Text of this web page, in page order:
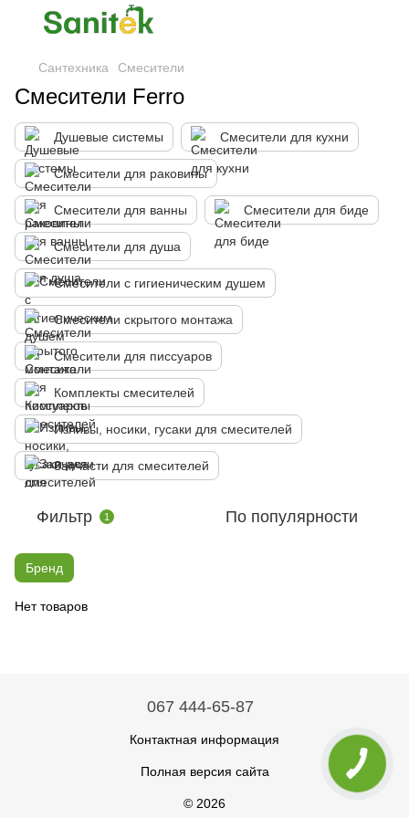
Сантехника Смесители
Смесители Ferro
Душевые системы Смесители для кухни
Смесители для раковины
Смесители для ванны Смесители для биде
Смесители для душа
Смесители с гигиеническим душем
Смесители скрытого монтажа
Смесители для писсуаров
Комплекты смесителей
Изливы, носики, гусаки для смесителей
Запчасти для смесителей
Фильтр 1 По популярности
Бренд
Нет товаров
067 444-65-87
Контактная информация
Полная версия сайта
© 2026